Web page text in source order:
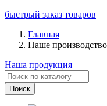
быстрый заказ товаров
Главная
Наше производство
Наша продукция